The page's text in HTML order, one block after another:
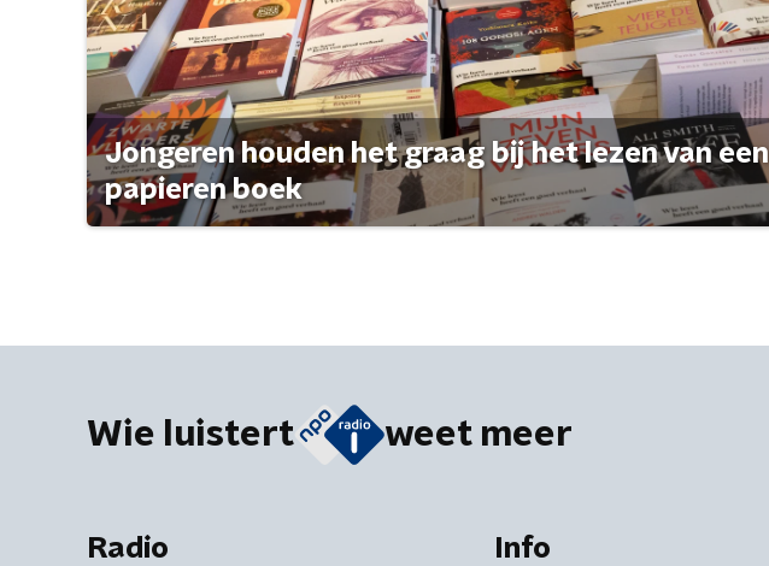
Jongeren houden het graag bij het lezen van een
papieren boek
Wie luistert weet meer
Radio Info